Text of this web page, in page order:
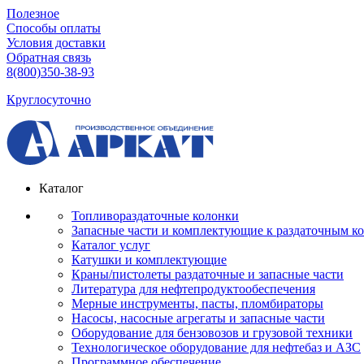
Полезное
Способы оплаты
Условия доставки
Обратная связь
8(800)350-38-93
Круглосуточно
Каталог
Топливораздаточные колонки
Запасные части и комплектующие к раздаточным
Каталог услуг
Катушки и комплектующие
Краны/пистолеты раздаточные и запасные части
Литература для нефтепродуктообеспечения
Мерные инструменты, пасты, пломбираторы
Насосы, насосные агрегаты и запасные части
Оборудование для бензовозов и грузовой техники
Технологическое оборудование для нефтебаз и АЗС